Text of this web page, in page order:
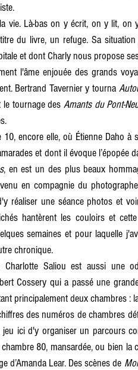
vie. Là-bas on y écrit, on y lit, on
du livre, un refuge. Sa
et dont Charly nous propose
l'âme enjouée des grands
Bertrand Tavernier y tourna
le tournage des Amants du Pont-
10, encore elle, où Étienne Daho à
et dont il évoque l’épopée
, en est un des plus beaux
en compagnie du
réaliser une séance photos et
hantèrent les couloirs et
semaines et pour laquelle
chronique.
Charlotte Saliou est aussi une
Cossery qui a passé une
principalement deux chambres :
des numéros de chambres
jeu ici d'y organiser un parcours
80, mansardée, ou bien la
d’Amanda Lear. Des scènes de